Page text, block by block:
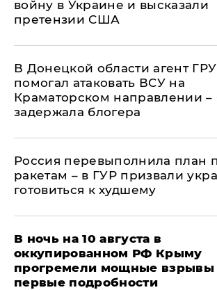
войну в Украине и высказали
претензии США
В Донецкой области агент
помогал атаковать ВСУ на
Краматорском направлении –
задержала блогера
Россия перевыполнила план
ракетам – в ГУР призвали
готовиться к худшему
В ночь на 10 августа в
оккупированном РФ Крыму
прогремели мощные взрывы
первые подробности